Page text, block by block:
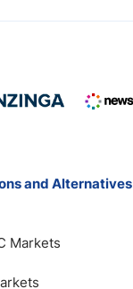
and Alternatives
Markets